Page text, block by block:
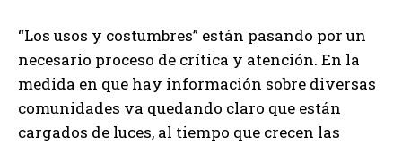
“Los usos y costumbres” están pasando por un
necesario proceso de crítica y atención. En la
medida en que hay información sobre diversas
comunidades va quedando claro que están
cargados de luces, al tiempo que crecen las